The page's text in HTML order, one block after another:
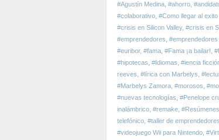
#Agustín Medina #ahorro
#colaborativo #Como llegar al
#crisis en Silicon Valley, #crisis en
#emprendedores
#euribor, #fama #Fama ¡a bailar!
#hipotecas #Idiomas #iencia
reeves #lírica con Marbelys
#Marbelys Zamora #morosos
#nuevas tecnologías #Penelope
inalámbrico #remake #Resúmenes
telefónico #taller de emprendedores
#videojuego Wii para Nintendo